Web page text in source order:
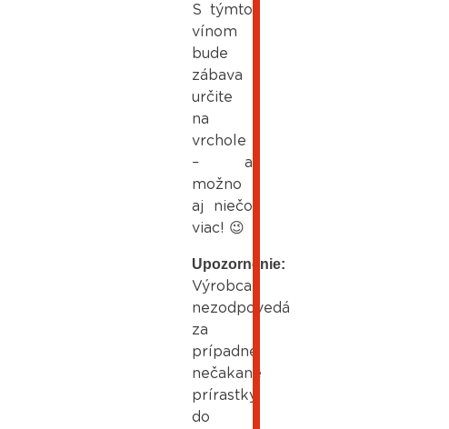
S týmto
vínom
bude
zábava
určite
na
vrchole
– a
možno
aj niečo
viac! 😉
Upozornenie:
Výrobca
nezodpovedá
za
prípadné
nečakané
prírastky
do